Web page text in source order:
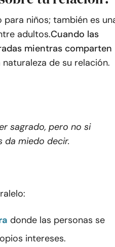
niños; también es
adultos.Cuando las
mientras comparten
de su relación.
sagrado, pero no si
da miedo decir.
donde las personas se
intereses.